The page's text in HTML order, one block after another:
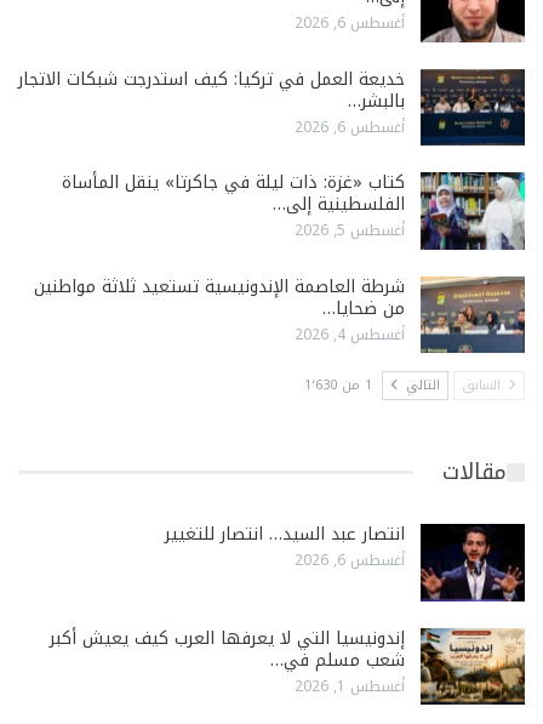
أغسطس 6, 2026
خديعة العمل في تركيا: كيف استدرجت شبكات الاتجار
بالبشر…
أغسطس 6, 2026
كتاب «غزة: ذات ليلة في جاكرتا» ينقل المأساة
الفلسطينية إلى…
أغسطس 5, 2026
شرطة العاصمة الإندونيسية تستعيد ثلاثة مواطنين
من ضحايا…
أغسطس 4, 2026
السابق التالي 1 من 1٬630
مقالات
انتصار عبد السيد… انتصار للتغيير
أغسطس 6, 2026
إندونيسيا التي لا يعرفها العرب كيف يعيش أكبر
شعب مسلم في…
أغسطس 1, 2026